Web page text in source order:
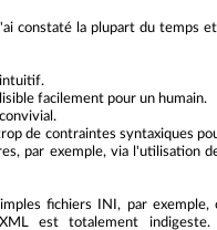
constaté la plupart du temps
intuitif.
lisible facilement pour un humain.
convivial.
de contraintes syntaxiques
par exemple, via l'utilisation
fichiers INI, par
est totalement